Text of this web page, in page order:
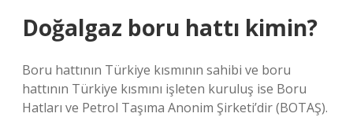
Doğalgaz boru hattı kimin?
Boru hattının Türkiye kısmının sahibi ve boru
hattının Türkiye kısmını işleten kuruluş ise Boru
Hatları ve Petrol Taşıma Anonim Şirketi’dir (BOTAŞ).